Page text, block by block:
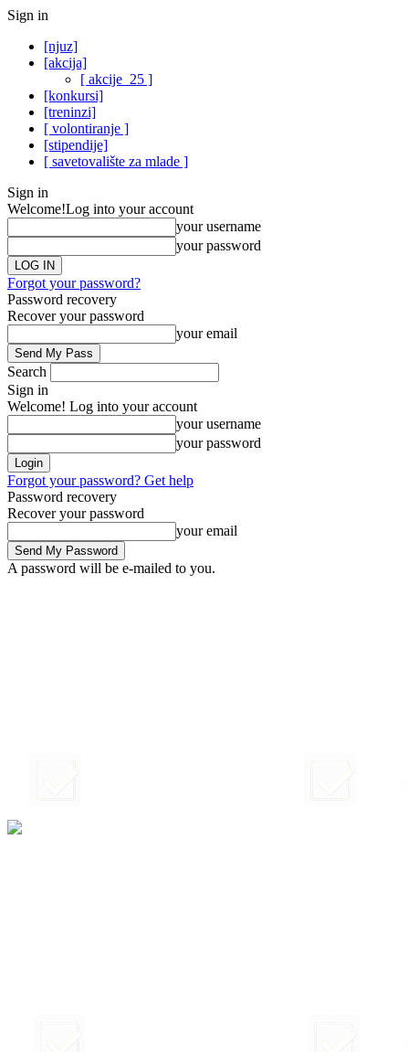
Sign in
[njuz]
[akcija]
[ akcije_25 ]
[konkursi]
[treninzi]
[ volontiranje ]
[stipendije]
[ savetovalište za mlade ]
Sign in
Welcome!Log into your account
your username
your password
Forgot your password?
Password recovery
Recover your password
your email
Search
Sign in
Welcome! Log into your account
your username
your password
Forgot your password? Get help
Password recovery
Recover your password
your email
A password will be e-mailed to you.